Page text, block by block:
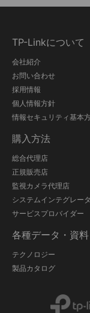
TP-Linkについて
会社紹介
お問い合わせ
採用情報
個人情報方針
情報セキュリティ基本
購入方法
総合代理店
正規販売店
監視カメラ代理店
システムインテグレー
サービスプロバイダー
各種データ・資料
テクノロジー
製品カタログ